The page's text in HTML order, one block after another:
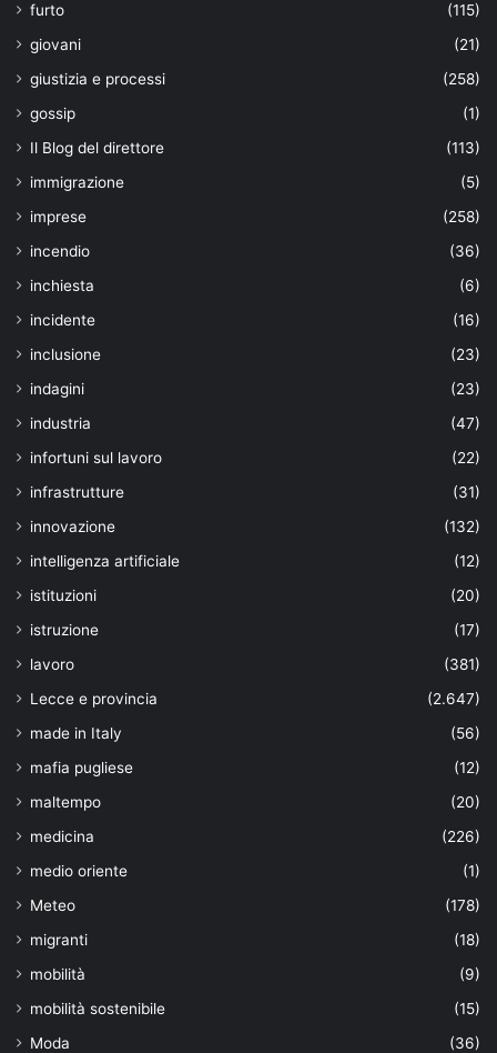
furto
(115)
giovani
(21)
giustizia e processi
(258)
gossip
(1)
Il Blog del direttore
(113)
immigrazione
(5)
imprese
(258)
incendio
(36)
inchiesta
(6)
incidente
(16)
inclusione
(23)
indagini
(23)
industria
(47)
infortuni sul lavoro
(22)
infrastrutture
(31)
innovazione
(132)
intelligenza artificiale
(12)
istituzioni
(20)
istruzione
(17)
lavoro
(381)
Lecce e provincia
(2.647)
made in Italy
(56)
mafia pugliese
(12)
maltempo
(20)
medicina
(226)
medio oriente
(1)
Meteo
(178)
migranti
(18)
mobilità
(9)
mobilità sostenibile
(15)
Moda
(36)